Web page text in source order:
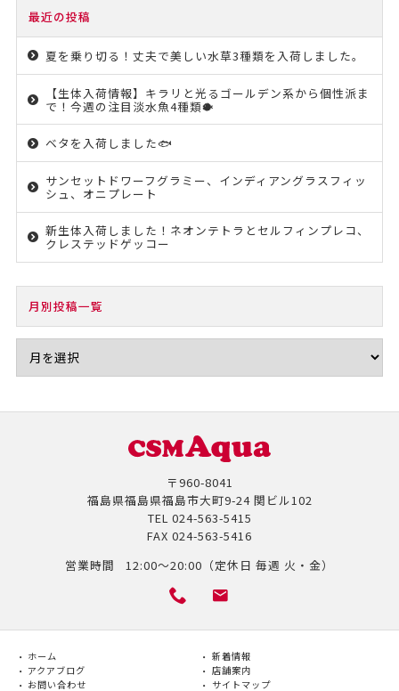
最近の投稿
夏を乗り切る！丈夫で美しい水草3種類を入荷しました。
【生体入荷情報】キラリと光るゴールデン系から個性派ま
で！今週の注目淡水魚4種類🐡
ベタを入荷しました🐟
サンセットドワーフグラミー、インディアングラスフィッ
シュ、オニプレート
新生体入荷しました！ネオンテトラとセルフィンプレコ、
クレステッドゲッコー
月別投稿一覧
〒960-8041
福島県福島県福島市大町9-24 関ビル102
TEL 024-563-5415
FAX 024-563-5416
営業時間
12:00～20:00（定休日 毎週 火・金）
ホーム
新着情報
アクアブログ
店舗案内
お問い合わせ
サイトマップ